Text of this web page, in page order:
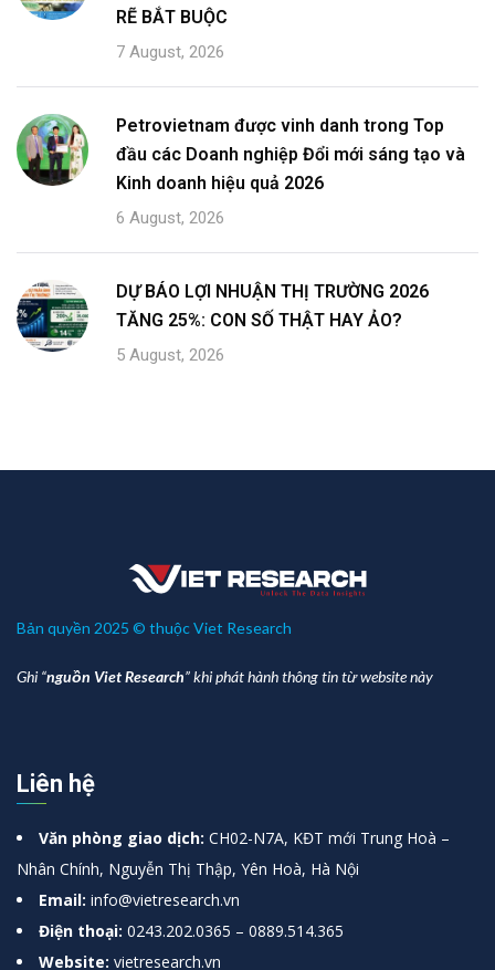
RẼ BẮT BUỘC
7 August, 2026
Petrovietnam được vinh danh trong Top
đầu các Doanh nghiệp Đổi mới sáng tạo và
Kinh doanh hiệu quả 2026
6 August, 2026
DỰ BÁO LỢI NHUẬN THỊ TRƯỜNG 2026
TĂNG 25%: CON SỐ THẬT HAY ẢO?
5 August, 2026
Bản quyền 2025 © thuộc Viet Research
Ghi “nguồn Viet Research” khi phát hành thông tin từ website này
Liên hệ
Văn phòng giao dịch: CH02-N7A, KĐT mới Trung Hoà –
Nhân Chính, Nguyễn Thị Thập, Yên Hoà, Hà Nội
Email: info@vietresearch.vn
Điện thoại: 0243.202.0365 – 0889.514.365
Website: vietresearch.vn